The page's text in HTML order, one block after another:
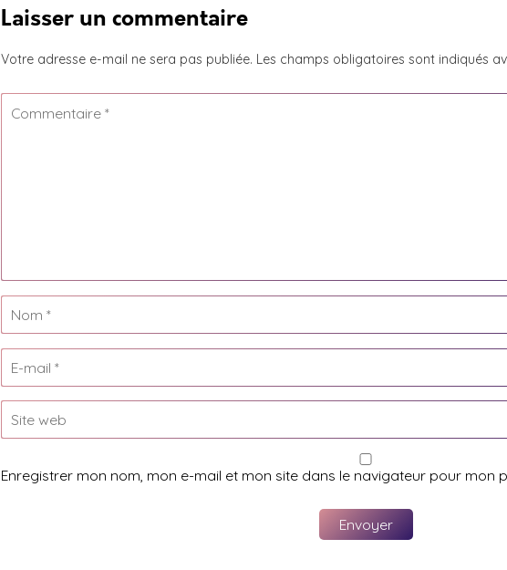
Laisser un commentaire
Votre adresse e-mail ne sera pas publiée. Les champs obligatoires sont indiqués
Enregistrer mon nom, mon e-mail et mon site dans le navigateur pour mon